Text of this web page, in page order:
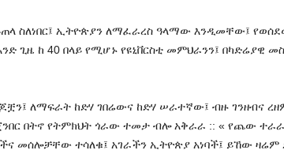
ስለነበር፤ ኢትዮጵያን ለማፈራረስ ዓላማው እንዲመቸው፤
ጊዜ ከ 40 በላይ የሚሆኑ የዩኒቨርስቲ መምህራንን፤ በካድሬያዊ
ለማፍራት ከድሃ ገበሬውና ከድሃ ሠራተኛው፤ ብዙ ገንዘብና
በትኖ የትምክህት ጎራው ተመታ ብሎ አቅራራ :: « የጨው
መሰሎቻቸው ተሳለቁ፤ አገራችን ኢትዮጵያ አነባች፤ ይኸው ዛሬም